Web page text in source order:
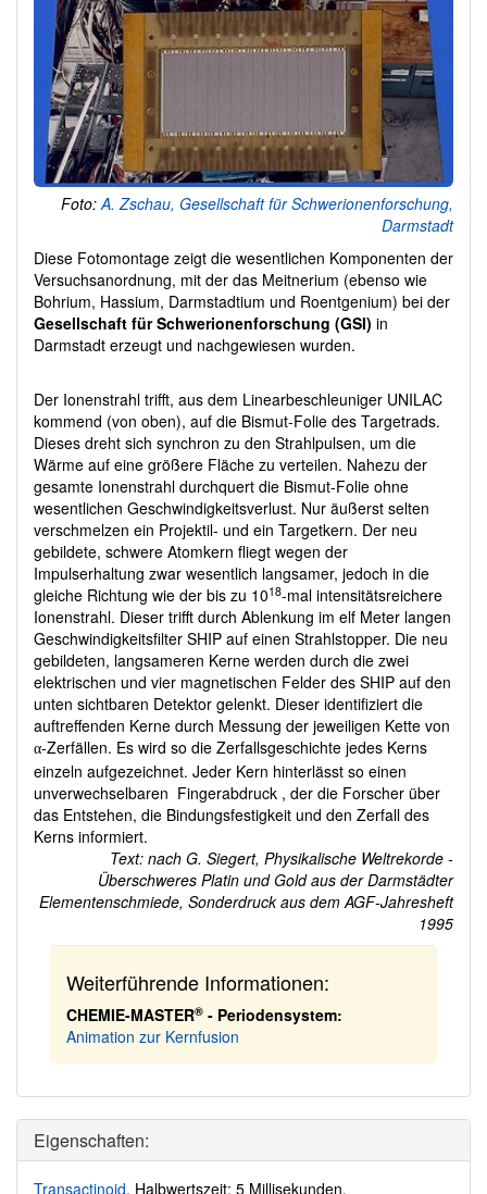
Foto:A. Zschau, Gesellschaft für Schwerionenforschung,
Darmstadt
Diese Fotomontage zeigt die wesentlichen Komponenten der
Versuchsanordnung, mit der das Meitnerium (ebenso wie
Bohrium, Hassium, Darmstadtium und Roentgenium) bei der
Gesellschaft für Schwerionenforschung (GSI) in
Darmstadt erzeugt und nachgewiesen wurden.
Der Ionenstrahl trifft, aus dem Linearbeschleuniger UNILAC
kommend (von oben), auf die Bismut-Folie des Targetrads.
Dieses dreht sich synchron zu den Strahlpulsen, um die
Wärme auf eine größere Fläche zu verteilen. Nahezu der
gesamte Ionenstrahl durchquert die Bismut-Folie ohne
wesentlichen Geschwindigkeitsverlust. Nur äußerst selten
verschmelzen ein Projektil- und ein Targetkern. Der neu
gebildete, schwere Atomkern fliegt wegen der
Impulserhaltung zwar wesentlich langsamer, jedoch in die
gleiche Richtung wie der bis zu 1018-mal intensitätsreichere
Ionenstrahl. Dieser trifft durch Ablenkung im elf Meter langen
Geschwindigkeitsfilter SHIP auf einen Strahlstopper. Die neu
gebildeten, langsameren Kerne werden durch die zwei
elektrischen und vier magnetischen Felder des SHIP auf den
unten sichtbaren Detektor gelenkt. Dieser identifiziert die
auftreffenden Kerne durch Messung der jeweiligen Kette von
α-Zerfällen. Es wird so die Zerfallsgeschichte jedes Kerns
einzeln aufgezeichnet. Jeder Kern hinterlässt so einen
unverwechselbaren Fingerabdruck , der die Forscher über
das Entstehen, die Bindungsfestigkeit und den Zerfall des
Kerns informiert.
Text: nach G. Siegert, Physikalische Weltrekorde -
Überschweres Platin und Gold aus der Darmstädter
Elementenschmiede, Sonderdruck aus dem AGF-Jahresheft
1995
Weiterführende Informationen:
CHEMIE-MASTER® - Periodensystem:
Animation zur Kernfusion
Eigenschaften:
Transactinoid. Halbwertszeit: 5 Millisekunden.